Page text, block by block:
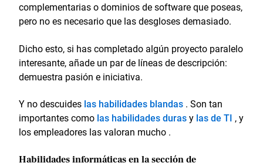
complementarias o dominios de software que poseas,
pero no es necesario que las desgloses demasiado.
Dicho esto, si has completado algún proyecto paralelo
interesante, añade un par de líneas de descripción:
demuestra pasión e iniciativa.
Y no descuides las habilidades blandas . Son tan
importantes como las habilidades durasy las de TI , y
los empleadores las valoran mucho .
Habilidades informáticas en la sección de